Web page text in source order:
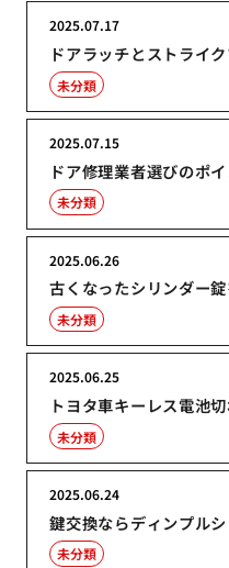
ドアラッチとストライ
2025.07.17
未分類
ドア修理業者選びのポ
2025.07.15
未分類
古くなったシリンダー
2025.06.26
未分類
トヨタ車キーレス電池
2025.06.25
未分類
鍵交換ならディンプル
2025.06.24
未分類